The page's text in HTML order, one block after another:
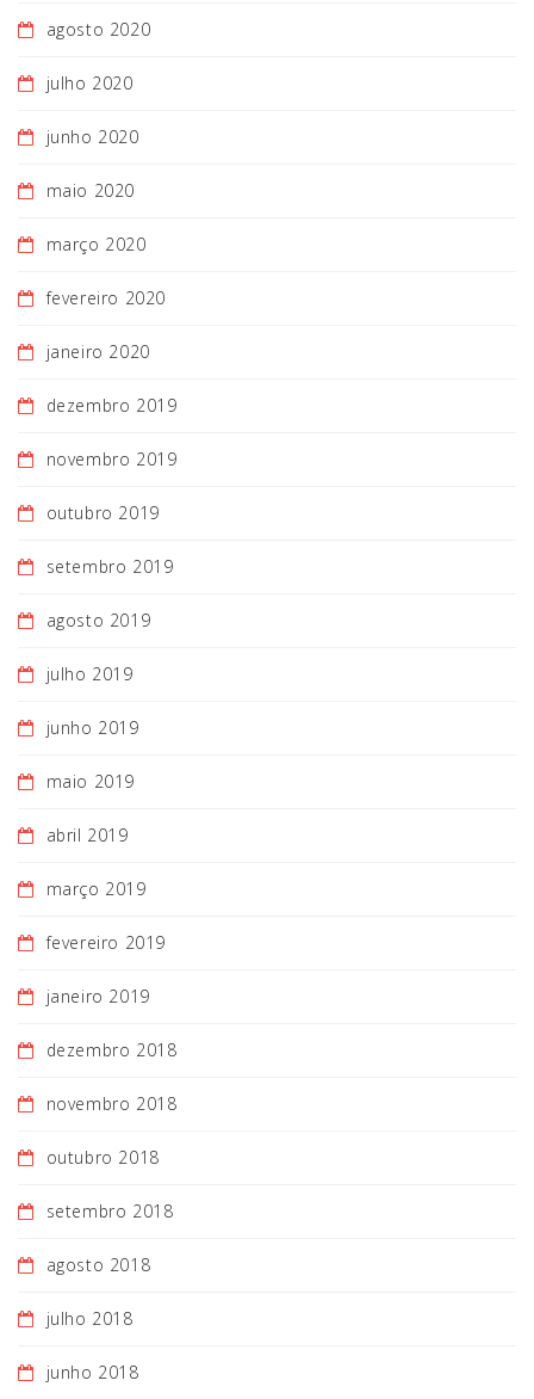
agosto 2020
julho 2020
junho 2020
maio 2020
março 2020
fevereiro 2020
janeiro 2020
dezembro 2019
novembro 2019
outubro 2019
setembro 2019
agosto 2019
julho 2019
junho 2019
maio 2019
abril 2019
março 2019
fevereiro 2019
janeiro 2019
dezembro 2018
novembro 2018
outubro 2018
setembro 2018
agosto 2018
julho 2018
junho 2018